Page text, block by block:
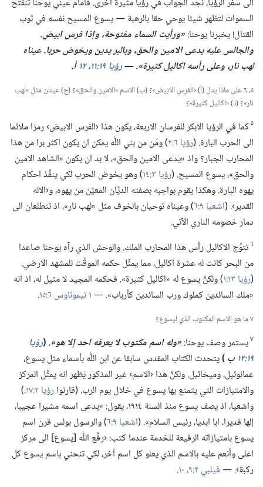
الى سفر الرؤيا،‏ نجد الجواب في رؤيا مثيرة اخرى.‏ فأمام عيني يوحنا تنفتح
السموات لتظهر شيئا يوحي حقا بالرهبة —‏ يسوع المسيح نفسه في ثوب
القتال!‏ يخبرنا يوحنا:‏‏«ورأيت السماء مفتوحة،‏ وإذا فرس ابيض.‏
والجالس عليه يدعى الامين والحق،‏ وبالبر يدين ويخوض حربا.‏عيناه
لهب نار،‏ وعلى رأسه اكاليل كثيرة».‏ —‏رؤيا ١٩:‏​١١،‏ ١٢ أ.‏
٥،‏ ٦ على ماذا يدل (‏أ)‏ ‹الفرس الابيض›؟‏ (‏ب)‏ الاسم «الامين والحق»؟‏ (‏ج)‏ عينان مثل «لهب
نار»؟‏ (‏د)‏ «اكاليل كثيرة»؟‏
٥كما في الرؤيا الابكر للفرسان الاربعة،‏ يكون هذا ‹الفرس الابيض› رمزا ملائما
الى الحرب البارة.‏ (‏رؤيا ٦:‏٢
‏)‏ ومَن من بني اللّٰه يمكن ان يكون اكثر برا من هذا
المحارب الجبار؟‏ واذ «يدعى الامين والحق»،‏ لا بد ان يكون «الشاهد الامين
والحق»،‏ يسوع المسيح.‏ (‏رؤيا ٣:‏١٤
‏)‏ وهو يخوض الحرب لكي ينفِّذ احكام
يهوه البارة.‏ وهكذا يقوم بواجبه بصفته الديَّان المعيَّن من يهوه،‏ و‹الاله
القدير›.‏ (‏اشعيا ٩:‏٦
‏)‏ وعيناه توحيان بالخوف مثل «لهب نار»،‏ اذ تتطلعان الى
دمار خصومه الناري الآتي.‏
٦تتوِّج الاكاليل رأس هذا المحارب الملك.‏ والوحش الذي رآه يوحنا صاعدا
من البحر كانت له عشرة اكاليل،‏ مما يمثِّل حكمه الموقَّت للمشهد الارضي.‏
(‏رؤيا ١٣:‏١
‏)‏ ولكنَّ يسوع له «اكاليل كثيرة».‏ فحكمه المجيد لا مثيل له،‏ اذ انه
«ملك السائدين كملوك ورب السائدين كأرباب».‏ —‏١ تيموثاوس ٦:‏١٥ ‏.‏
٧ ما هو الاسم المكتوب الذي ليسوع؟‏
٧يستمر وصف يوحنا:‏‏«وله اسم مكتوبلا يعرفه احد إلا هو».‏‏(‏رؤيا
١٩:‏١٢
ب‏)‏يتحدث الكتاب المقدس سابقا عن ابن اللّٰه بأسماء مثل يسوع،‏
عمانوئيل،‏ وميخائيل.‏ ولكنَّ هذا ‹الاسم› غير المذكور يَظهر انه يمثِّل المركز
والامتيازات التي يتمتع بها يسوع في خلال يوم الرب.‏ (‏قارنوارؤيا ٢:‏١٧
‏.‏)‏
واشعيا،‏ اذ يصف يسوع منذ السنة ١٩١٤،‏ يقول:‏ «يدعى اسمه مشيرا عجيبا،‏
إلها قديرا،‏ ابا ابديا،‏ رئيس السلام».‏ (‏اشعيا ٩:‏٦
‏)‏ والرسول بولس قرن اسم
يسوع بامتيازاته الرفيعة للخدمة عندما كتب:‏ ‹رفَّع اللّٰه [يسوع] الى مركز
اعلى وأنعم عليه بالاسم الذي يعلو كل اسم آخر،‏ لكي تنحني باسم يسوع كل
ركبة›.‏ —‏فيلبي ٢:‏​٩،‏ ١٠ ‏.‏